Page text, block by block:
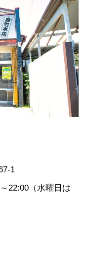
1
22:00（水曜日は